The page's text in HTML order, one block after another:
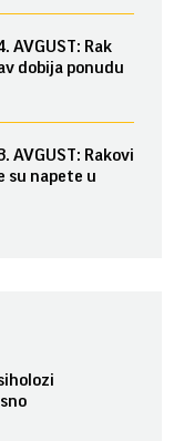
AVGUST: Rak
dobija ponudu
AVGUST: Rakovi
su napete u